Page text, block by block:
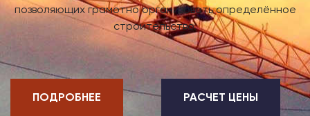
позволяющих грамотно организовать определённое
строительство.
ПОДРОБНЕЕ РАСЧЕТ ЦЕНЫ